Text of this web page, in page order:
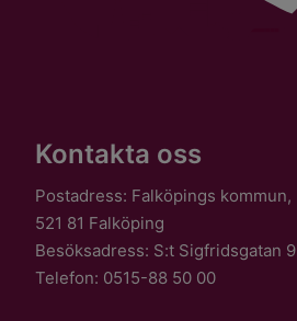
Kontakta oss
Postadress: Falköpings kommun,
521 81 Falköping
Besöksadress: S:t Sigfridsgatan 9
Telefon: 0515-88 50 00